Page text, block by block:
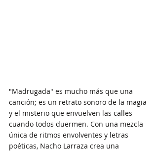
"Madrugada" es mucho más que una
canción; es un retrato sonoro de la magia
y el misterio que envuelven las calles
cuando todos duermen. Con una mezcla
única de ritmos envolventes y letras
poéticas, Nacho Larraza crea una